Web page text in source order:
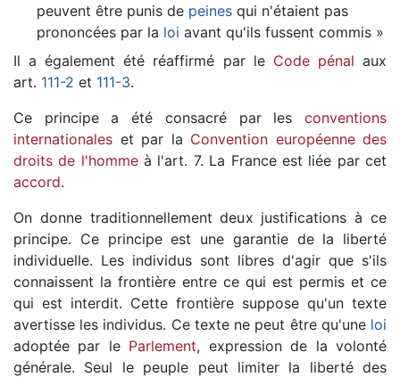
peuvent être punis de peinesqui n'étaient pas
prononcées par la loi avant qu'ils fussent commis »
Il a également été réaffirmé par le Code pénal aux
art. 111-2 et 111-3.
Ce principe a été consacré par les conventions
internationales et par la Convention européenne des
droits de l'hommeà l'art. 7. La France est liée par cet
accord.
On donne traditionnellement deux justifications à ce
principe. Ce principe est une garantie de la liberté
individuelle. Les individus sont libres d'agir que s'ils
connaissent la frontière entre ce qui est permis et ce
qui est interdit. Cette frontière suppose qu'un texte
avertisse les individus. Ce texte ne peut être qu'une loi
adoptée par le Parlement, expression de la volonté
générale. Seul le peuple peut limiter la liberté des